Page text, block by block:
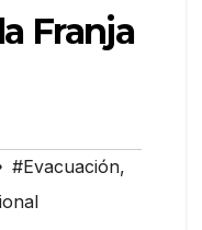
Franja
#Evacuación,